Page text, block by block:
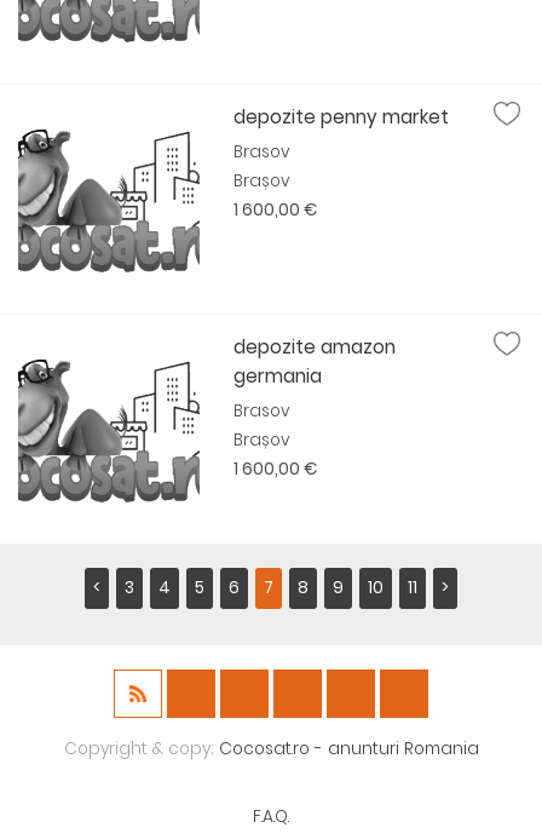
depozite penny market
Brasov
Brașov
1 600,00 €
depozite amazon
germania
Brasov
Brașov
1 600,00 €
< 3 4 5 6 7 8 9 10 11 >
Copyright & copy; Cocosat.ro - anunturi Romania
F.A.Q.